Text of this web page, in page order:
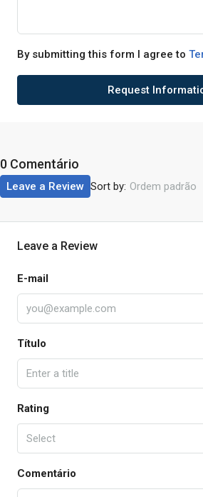
By submitting this form I agree to
Request
0 Comentário
Sort by: Ordem padrão
Leave a Review
Leave a Review
E-mail
Título
Rating
Select
Comentário